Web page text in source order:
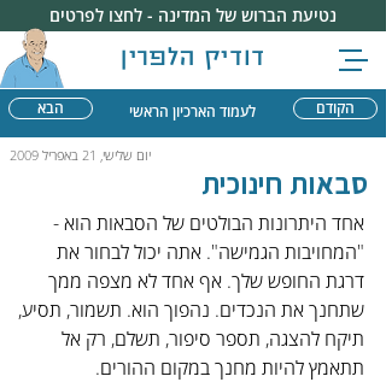
דודיק הלפרין
נטיעת הברוש של המדינה - לחצו לפרטים
הבא הקודם לעמוד הארכיון הראשי
יום שלישי, 21 באפריל 2009
סבאות חינוכית
אחד היתרונות הבולטים של הסבאות הוא -
"המחויבות הגמישה". אתה יכול לבחור את
דרגת החופש שלך. אף אחד לא מצפה ממך
שתחנך את הנכדים. נהפוך הוא. תשמור, תסיע,
תיקח להצגה, תספר סיפור, תשלם, רק אל
תתאמץ להיות מחנך במקום ההורים.